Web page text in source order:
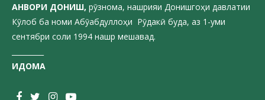
АНВОРИ ДОНИШ, рӯзнома, нашрияи Донишгоҳи давлатии
Кӯлоб ба номи Абӯабдуллоҳи Рӯдакӣ буда, аз 1-уми
сентябри соли 1994 нашр мешавад.
ИДОМА